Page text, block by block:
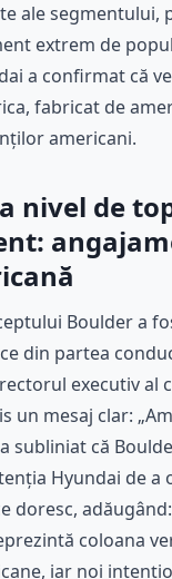
ale segmentului,
extrem de
a confirmat că
fabricat de
americani.
nivel de
Boulder a
din partea
executiv al
un mesaj clar:
subliniat că
Hyundai de a
doresc,
coloana
iar noi